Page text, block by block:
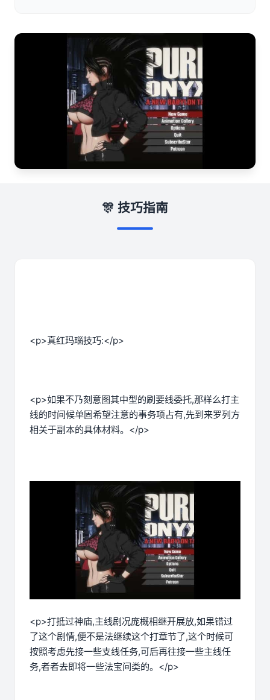
🎊 技巧指南
<p>真红玛瑙技巧:</p>
<p>如果不乃刻意图其中型的刷要线委托,那样么打主
线的时间候单固希望注意的事务项占有,先到来罗列方
相关于副本的具体材料。</p>
<p>打抵过神庙,主线剧况庞概相继开展放,如果错过
了这个剧情,便不是法继续这个打章节了,这个时候可
按照考虑先接一些支线任务,可后再往接一些主线任
务,者者去即将一些法宝间类的。</p>